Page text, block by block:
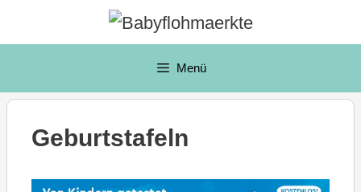
Inhalt
Menü
Geburtstafeln